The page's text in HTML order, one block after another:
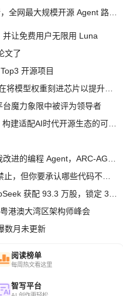
让免费用户无限用 Luna
文了
开源项目
魔力象限中被评为领导者
港澳大湾区架构师峰会
数月未更新
阅读榜单
每周热文看这里
智写平台